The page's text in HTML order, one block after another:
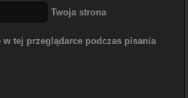
Twoja strona
w tej przeglądarce podczas pisania